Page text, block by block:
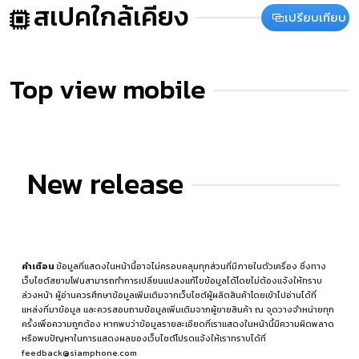
สเปคใกล้เคียง เปรียบเทียบ
Top view mobile
New release
คำเตือนข้อมูลที่แสดงในหน้านี้อาจไม่ครอบคลุมทุกส่วนที่มีภายในตัวเครื่อง ซึ่งทาง
เว็บไซต์สยามโฟนสามารถทำการเปลี่ยนแปลงแก้ไขข้อมูลได้โดยไม่ต้องแจ้งให้ทราบ
ล่วงหน้า ผู้อ่านควรศึกษาข้อมูลเพิ่มเติมจากเว็บไซต์ผู้ผลิตสินค้าโดยเข้าไปอ่านได้ที่
แหล่งที่มาข้อมูล และควรสอบถามข้อมูลเพิ่มเติมจากผู้ขายสินค้า ณ จุดวางจำหน่ายทุก
ครั้งเพื่อความถูกต้อง หากพบว่าข้อมูลรายละเอียดที่เราแสดงในหน้านี้มีความผิดพลาด
หรือพบปัญหาในการแสดงผลของเว็บไซต์โปรดแจ้งให้เราทราบได้ที่
feedback@siamphone.com